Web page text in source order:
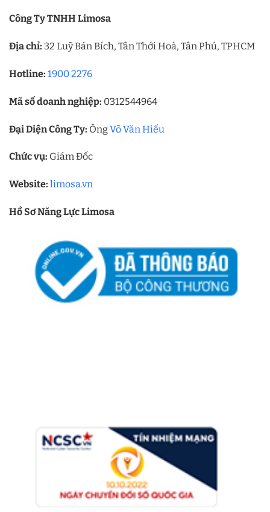
Công Ty TNHH Limosa
Địa chỉ: 32 Luỹ Bán Bích, Tân Thới Hoà, Tân Phú, TPHCM
Hotline: 1900 2276
Mã số doanh nghiệp: 0312544964
Đại Diện Công Ty: ÔngVõ Văn Hiếu
Chức vụ: Giám Đốc
Website: limosa.vn
Hồ Sơ Năng Lực Limosa